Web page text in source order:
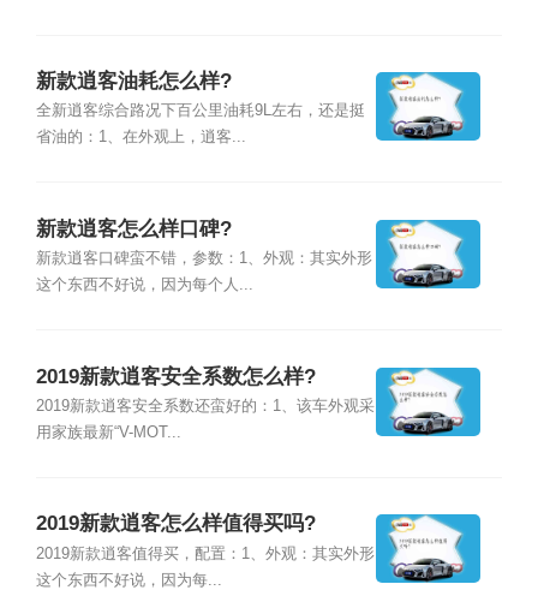
新款逍客油耗怎么样?
全新逍客综合路况下百公里油耗9L左右，还是挺
省油的：1、在外观上，逍客...
新款逍客怎么样口碑?
新款逍客口碑蛮不错，参数：1、外观：其实外形
这个东西不好说，因为每个人...
2019新款逍客安全系数怎么样?
2019新款逍客安全系数还蛮好的：1、该车外观采
用家族最新“V-MOT...
2019新款逍客怎么样值得买吗?
2019新款逍客值得买，配置：1、外观：其实外形
这个东西不好说，因为每...